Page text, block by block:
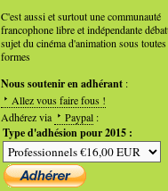
C'est aussi et surtout une communauté
francophone libre et indépendante
sujet du cinéma d'animation sous toutes
formes
Nous soutenir en adhérant :
Allez vous faire fous !
Adhérez via
Paypal :
Type d'adhésion pour 2015 :